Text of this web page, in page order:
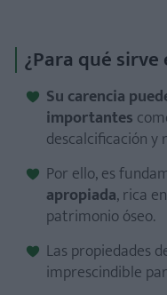
¿Para qué sirve
Su carencia
importantes
descalcificación
Por ello, es
apropiada, rica
patrimonio óseo.
Las propiedades
imprescindible